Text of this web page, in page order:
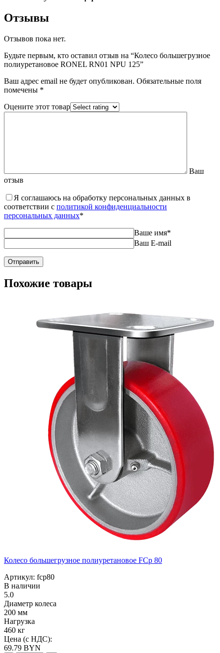
Отзывы
Отзывов пока нет.
Будьте первым, кто оставил отзыв на “Колесо большегрузное
полиуретановое RONEL RN01 NPU 125”
Ваш адрес email не будет опубликован. Обязательные поля
помечены *
Оцените этот товар
Ваш
отзыв
Я соглашаюсь на обработку персональных данных в
соответствии с политикой конфиденциальности
персональных данных*
Ваше имя*
Ваш E-mail
Похожие товары
Колесо большегрузное полиуретановое FCp 80
Артикул: fcp80
В наличии
5.0
Диаметр колеса
200 мм
Нагрузка
460 кг
Цена (с НДС):
69.79 BYN